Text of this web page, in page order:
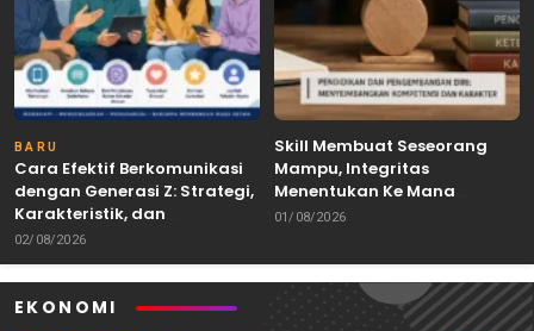
BARU
Cara Efektif Berkomunikasi
dengan Generasi Z: Strategi,
Karakteristik, dan
Tantangannya
02/08/2026
Skill Membuat Seseorang
Mampu, Integritas
Menentukan Ke Mana
Kemampuan Itu Dibawa
01/08/2026
EKONOMI